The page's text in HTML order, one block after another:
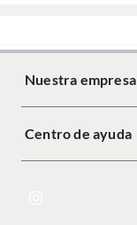
Nuestra empresa
Centro de ayuda